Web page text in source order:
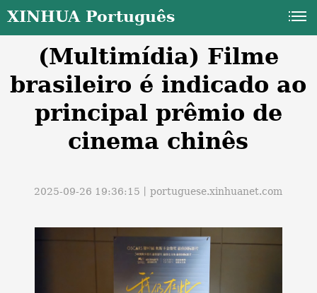
XINHUA Português
(Multimídia) Filme
brasileiro é indicado ao
principal prêmio de
cinema chinês
2025-09-26 19:36:15丨portuguese.xinhuanet.com